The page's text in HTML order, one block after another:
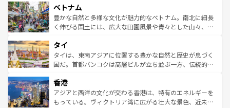
参照してほしい。
容にもいいと評判のスイーツなど、バラエティ豊かな料理
が味わえる。 なお、新着の台湾情報は コンテンツ一覧を参
照してほしい。
き、地方に足を延ばせば四季折々の自然美を楽しむことが
できる。そして、キムチや焼肉、絶品のストリートフード
まで、さまざまな韓国料理が待っている。夜には、韓国な
リティに包まれながら、韓国の多彩な魅力を心ゆくまで味
わってみてほしい。 なお、新着の韓国情報はコンテンツ一
覧を参照してほしい。
ベトナム
豊かな自然と多様な文化が魅力的なベトナム。南北に細長
く伸びる国土には、広大な田園風景や青々とした山々、世
急速な発展と共に伝統が息づく。ハノイの古い町並みやホ
ーチミン市のフランス統治時代の建物も、独特の雰囲気を
醸し出している。また、バラエティの豊かさとおいしさで
とつ。フォーやバインミー、ベトナムコーヒーなどは、ぜ
ひ現地で味わいたい。どの地域を訪れてもあたたかい人々
が旅行者を迎えてくれるので、きっと忘れられない旅にな
タイ
タイは、東南アジアに位置する豊かな自然と歴史が息づく
国だ。首都バンコクは高層ビルが立ち並ぶ一方、伝統的な
の活気が交差している。北部ではチェンマイなどの山岳地
帯で自然と触れ合い、南部ではプーケットやクラビの美し
いビーチでリゾート気分を楽しむことができる。タイ料理
香港
アジアと西洋の文化が交わる香港は、特有のエネルギーを
もっている。ヴィクトリア湾に広がる壮大な景色、近未来